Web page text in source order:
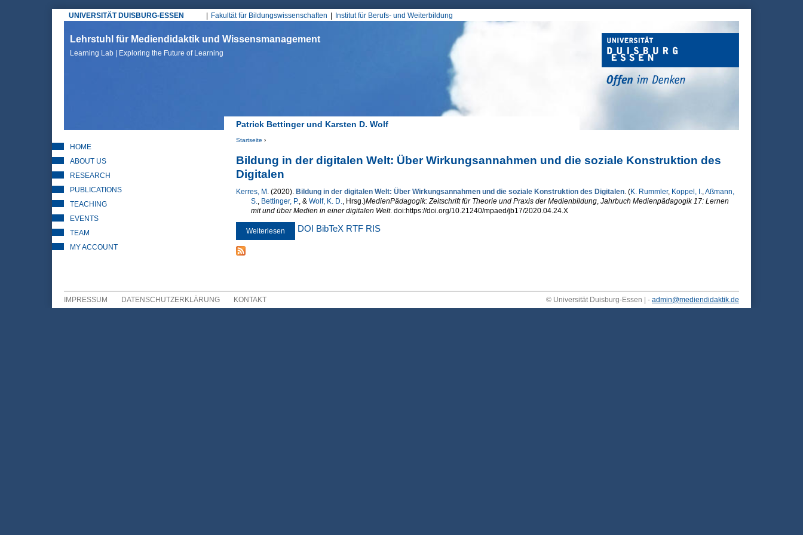
UNIVERSITÄT DUISBURG-ESSEN
Hauptmenü
Fakultät für Bildungswissenschaften Institut für Berufs- und Weiterbildung
Lehrstuhl für Mediendidaktik und Wissensmanagement
Learning Lab | Exploring the Future of Learning
Patrick Bettinger und Karsten D. Wolf
Sie sind hier
Startseite ›
Bildung in der digitalen Welt: Über Wirkungsannahmen und die soziale Konstruktion des
Digitalen
Kerres, M . (2020). Bildung in der digitalen Welt: Über Wirkungsannahmen und die soziale Konstruktion des Digitalen. (K. Rummler, Koppel, I. Aßmann,
S.
Bettinger, P. , & Wolf, K. D. , Hrsg. )MedienPädagogik: Zeitschrift für Theorie und Praxis der Medienbildung, Jahrbuch Medienpädagogik 17: Lernen
mit und über Medien in einer digitalen Welt. doi:https://doi.org/10.21240/mpaed/jb17/2020.04.24.X
Weiterlesen über Bildung in der digitalen Welt: Über Wirkungsannahmen und die soziale Konstruktion des Digitalen
DOI BibTeX RTF RIS
HOME
ABOUT US
RESEARCH
PUBLICATIONS
TEACHING
EVENTS
TEAM
MY ACCOUNT
IMPRESSUM DATENSCHUTZERKLÄRUNG KONTAKT © Universität Duisburg-Essen | - admin@mediendidaktik.de